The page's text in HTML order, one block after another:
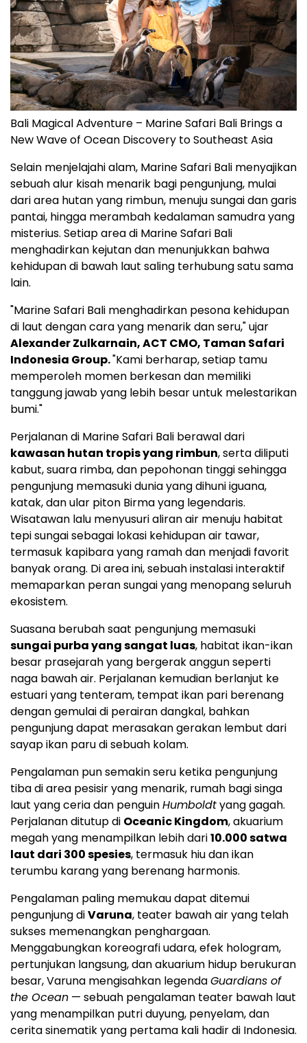
Bali Magical Adventure – Marine Safari Bali Brings a
New Wave of Ocean Discovery to Southeast Asia
Selain menjelajahi alam, Marine Safari Bali menyajikan
sebuah alur kisah menarik bagi pengunjung, mulai
dari area hutan yang rimbun, menuju sungai dan garis
pantai, hingga merambah kedalaman samudra yang
misterius. Setiap area di Marine Safari Bali
menghadirkan kejutan dan menunjukkan bahwa
kehidupan di bawah laut saling terhubung satu sama
lain.
"Marine Safari Bali menghadirkan pesona kehidupan
di laut dengan cara yang menarik dan seru," ujar
Alexander Zulkarnain, ACT CMO, Taman Safari
Indonesia Group."Kami berharap, setiap tamu
memperoleh momen berkesan dan memiliki
tanggung jawab yang lebih besar untuk melestarikan
bumi."
Perjalanan di Marine Safari Bali berawal dari
kawasan hutan tropis yang rimbun, serta diliputi
kabut, suara rimba, dan pepohonan tinggi sehingga
pengunjung memasuki dunia yang dihuni iguana,
katak, dan ular piton Birma yang legendaris.
Wisatawan lalu menyusuri aliran air menuju habitat
tepi sungai sebagai lokasi kehidupan air tawar,
termasuk kapibara yang ramah dan menjadi favorit
banyak orang. Di area ini, sebuah instalasi interaktif
memaparkan peran sungai yang menopang seluruh
ekosistem.
Suasana berubah saat pengunjung memasuki
sungai purba yang sangat luas, habitat ikan-ikan
besar prasejarah yang bergerak anggun seperti
naga bawah air. Perjalanan kemudian berlanjut ke
estuari yang tenteram, tempat ikan pari berenang
dengan gemulai di perairan dangkal, bahkan
pengunjung dapat merasakan gerakan lembut dari
sayap ikan paru di sebuah kolam.
Pengalaman pun semakin seru ketika pengunjung
tiba di area pesisir yang menarik, rumah bagi singa
laut yang ceria dan penguinHumboldtyang gagah.
Perjalanan ditutup di Oceanic Kingdom, akuarium
megah yang menampilkan lebih dari10.000 satwa
laut dari 300 spesies, termasuk hiu dan ikan
terumbu karang yang berenang harmonis.
Pengalaman paling memukau dapat ditemui
pengunjung diVaruna, teater bawah air yang telah
sukses memenangkan penghargaan.
Menggabungkan koreografi udara, efek hologram,
pertunjukan langsung, dan akuarium hidup berukuran
besar, Varuna mengisahkan legendaGuardians of
the Ocean — sebuah pengalaman teater bawah laut
yang menampilkan putri duyung, penyelam, dan
cerita sinematik yang pertama kali hadir di Indonesia.